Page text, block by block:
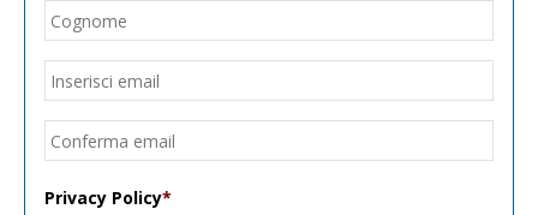
Email
Privacy Policy*